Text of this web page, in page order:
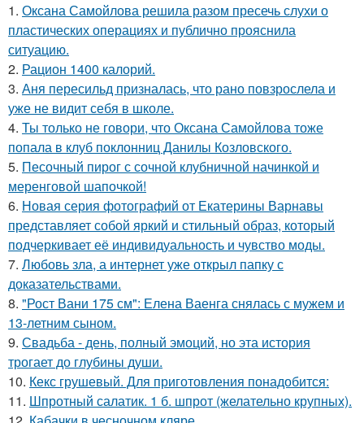
1. Оксана Самойлова решила разом пресечь слухи о
пластических операциях и публично прояснила
ситуацию.
2. Рацион 1400 калорий.
3. Аня пересильд призналась, что рано повзрослела и
уже не видит себя в школе.
4. Ты только не говори, что Оксана Самойлова тоже
попала в клуб поклонниц Данилы Козловского.
5. Песочный пирог с сочной клубничной начинкой и
меренговой шапочкой!
6. Новая серия фотографий от Екатерины Варнавы
представляет собой яркий и стильный образ, который
подчеркивает её индивидуальность и чувство моды.
7. Любовь зла, а интернет уже открыл папку с
доказательствами.
8. "Рост Вани 175 см": Елена Ваенга снялась с мужем и
13-летним сыном.
9. Свадьба - день, полный эмоций, но эта история
трогает до глубины души.
10. Кекс грушевый. Для приготовления понадобится:
11. Шпротный салатик. 1 б. шпрот (желательно крупных).